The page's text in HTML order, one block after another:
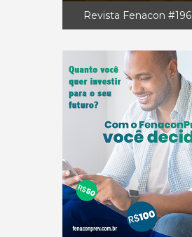
Revista Fenacon #196